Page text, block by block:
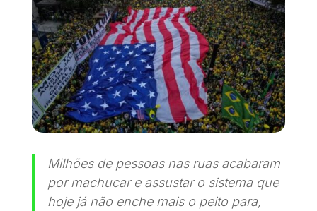
Milhões de pessoas nas ruas acabaram
por machucar e assustar o sistema que
hoje já não enche mais o peito para,